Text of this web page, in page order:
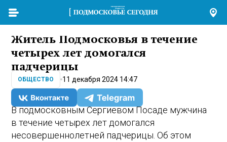
Житель Подмосковья в течение
четырех лет домогался
падчерицы
ОБЩЕСТВО 11 декабря 2024 14:47
В подмосковным Сергиевом Посаде мужчина
в течение четырех лет домогался
несовершеннолетней падчерицы. Об этом